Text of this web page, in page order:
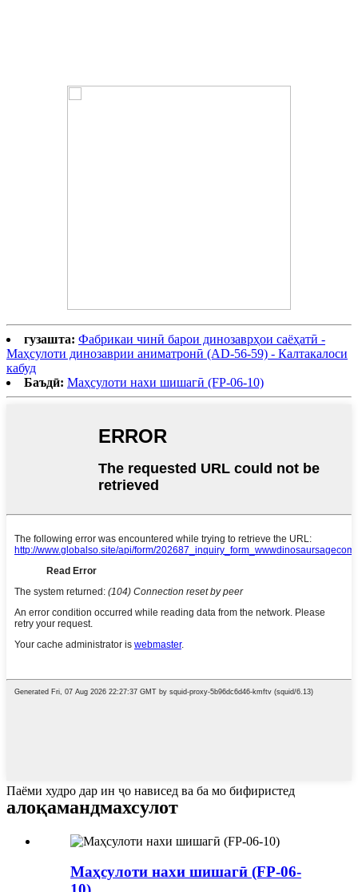
гузашта: Фабрикаи чинӣ барои динозаврҳои саёҳатӣ -
Маҳсулоти динозаврии аниматронӣ (AD-56-59) - Калтакалоси
кабуд
Баъдӣ: Маҳсулоти нахи шишагӣ (FP-06-10)
Паёми худро дар ин ҷо нависед ва ба мо бифиристед
алоқамандмахсулот
Маҳсулоти нахи шишагӣ (FP-06-